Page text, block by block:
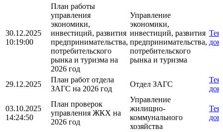
30.12.2025
10:19:00
План работы
управления
экономики,
инвестиций, развития
предпринимательства,
потребительского
рынка и туризма на
2026 год
Управление
экономики,
инвестиций, развития
предпринимательства,
потребительского
рынка и туризма
29.12.2025
План работ отдела
ЗАГС на 2026 год
Отдел ЗАГС
03.10.2025
14:24:50
План проверок
управления ЖКХ на
2026 год
Управление
жилищно-
коммунального
хозяйства